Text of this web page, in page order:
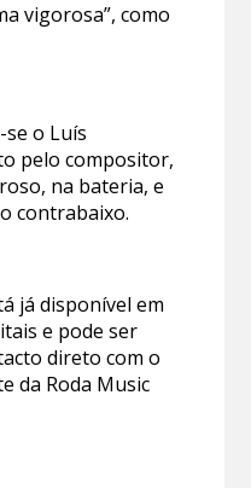
vigorosa”, como
se o Luís
pelo compositor,
na bateria, e
contrabaixo.
já disponível em
e pode ser
direto com o
da Roda Music